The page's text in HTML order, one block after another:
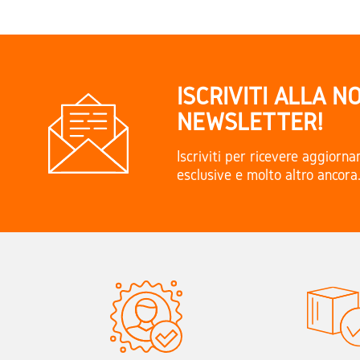
ISCRIVITI ALLA
NEWSLETTER!
Iscriviti per ricevere
esclusive e molto altro ancora.